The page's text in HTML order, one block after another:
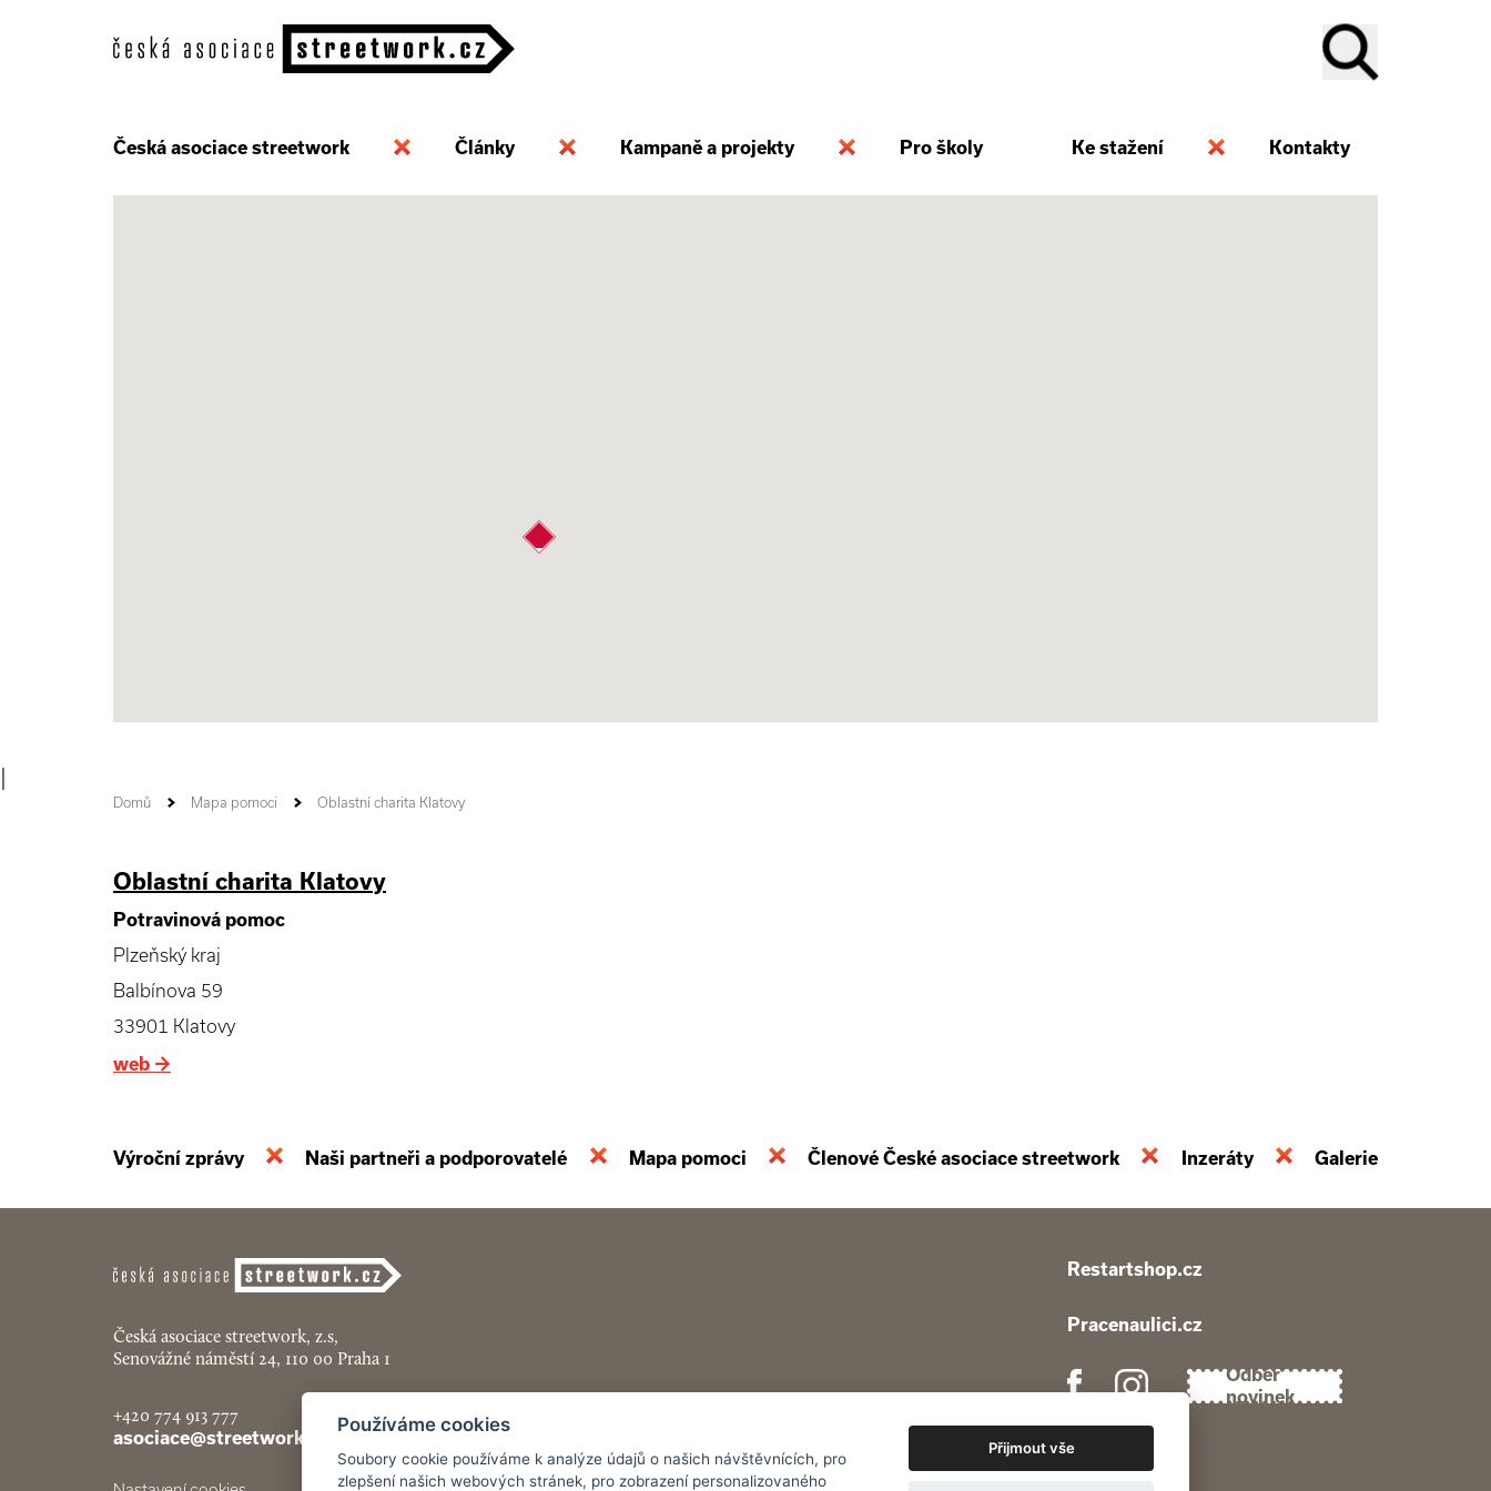
Česká asociace streetwork Články Kampaně a projekty Pro školy Ke stažení Kontakty
Domů Mapa pomoci Oblastní charita Klatovy
Oblastní charita Klatovy
Potravinová pomoc
Plzeňský kraj
Balbínova 59
33901 Klatovy
web →
Výroční zprávy Naši partneři a podporovatelé Mapa pomoci Členové České asociace streetwork Inzeráty Galerie
Česká asociace streetwork, z.s,
Senovážné náměstí 24, 110 00 Praha 1
+420 774 913 777
asociace@streetwork.cz
Restartshop.cz
Pracenaulici.cz
Odběr
novinek
Používáme cookies
Soubory cookie používáme k analýze údajů o našich návštěvnících, pro
zlepšení našich webových stránek, pro zobrazení personalizovaného
Přijmout vše